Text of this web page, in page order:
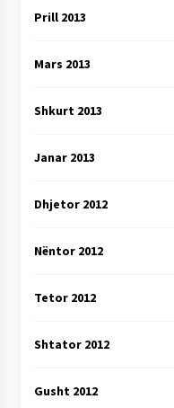
Prill 2013
Mars 2013
Shkurt 2013
Janar 2013
Dhjetor 2012
Nëntor 2012
Tetor 2012
Shtator 2012
Gusht 2012